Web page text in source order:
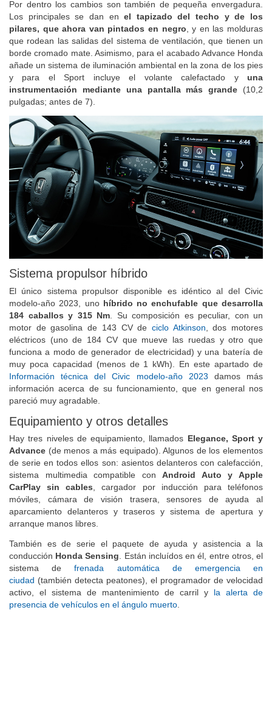
Por dentro los cambios son también de pequeña envergadura.
Los principales se dan enel tapizado del techo y de los
pilares, que ahora van pintados en negro , y en las molduras
que rodean las salidas del sistema de ventilación, que tienen un
borde cromado mate. Asimismo, para el acabado Advance Honda
añade un sistema de iluminación ambiental en la zona de los pies
y para el Sport incluye el volante calefactado y una
instrumentación mediante una pantalla más grande (10,2
pulgadas; antes de 7).
Sistema propulsor híbrido
El único sistema propulsor disponible es idéntico al del Civic
modelo-año 2023, uno híbrido no enchufable que desarrolla
184 caballos y 315 Nm . Su composición es peculiar, con un
motor de gasolina de 143 CV de ciclo Atkinson , dos motores
eléctricos (uno de 184 CV que mueve las ruedas y otro que
funciona a modo de generador de electricidad) y una batería de
muy poca capacidad (menos de 1 kWh). En este apartado de
Información técnica del Civic modelo-año 2023 damos más
información acerca de su funcionamiento, que en general nos
pareció muy agradable.
Equipamiento y otros detalles
Hay tres niveles de equipamiento, llamados Elegance, Sport y
Advance (de menos a más equipado). Algunos de los elementos
de serie en todos ellos son: asientos delanteros con calefacción,
sistema multimedia compatible con Android Auto y Apple
CarPlay sin cables , cargador por inducción para teléfonos
móviles, cámara de visión trasera, sensores de ayuda al
aparcamiento delanteros y traseros y sistema de apertura y
arranque manos libres.
También es de serie el paquete de ayuda y asistencia a la
conducción Honda Sensing . Están incluídos en él, entre otros, el
sistema defrenada automática de emergencia en
ciudad (también detecta peatones), el programador de velocidad
activo, el sistema de mantenimiento de carril y la alerta de
presencia de vehículos en el ángulo muerto